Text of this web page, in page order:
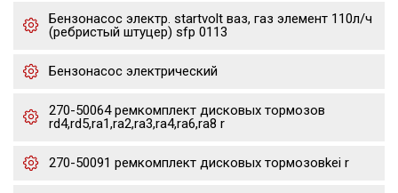
Бензонасос электр. startvolt ваз, газ элемент 110л/ч
(ребристый штуцер) sfp 0113
Бензонасос электрический
270-50064 ремкомплект дисковых тормозов
rd4,rd5,ra1,ra2,ra3,ra4,ra6,ra8 r
270-50091 ремкомплект дисковых тормозовkei r